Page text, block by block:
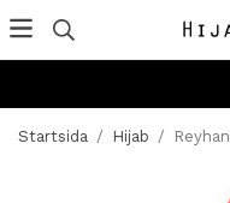
Startsida / Hijab /